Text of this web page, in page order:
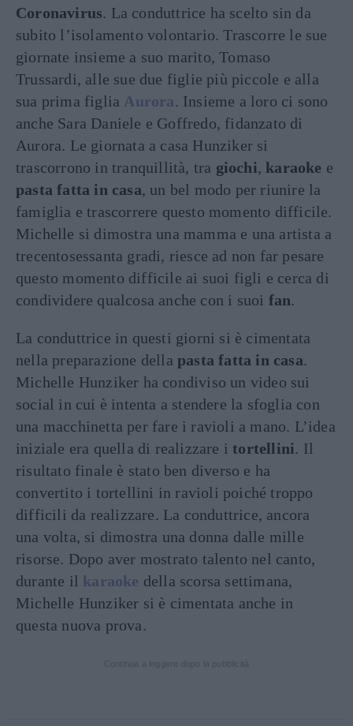
Coronavirus. La conduttrice ha scelto sin da
subito l’isolamento volontario. Trascorre le sue
giornate insieme a suo marito, Tomaso
Trussardi, alle sue due figlie più piccole e alla
sua prima figlia Aurora. Insieme a loro ci sono
anche Sara Daniele e Goffredo, fidanzato di
Aurora. Le giornata a casa Hunziker si
trascorrono in tranquillità, tra giochi, karaoke e
pasta fatta in casa, un bel modo per riunire la
famiglia e trascorrere questo momento difficile.
Michelle si dimostra una mamma e una artista a
trecentosessanta gradi, riesce ad non far pesare
questo momento difficile ai suoi figli e cerca di
condividere qualcosa anche con i suoi fan.
La conduttrice in questi giorni si è cimentata
nella preparazione della pasta fatta in casa.
Michelle Hunziker ha condiviso un video sui
social in cui è intenta a stendere la sfoglia con
una macchinetta per fare i ravioli a mano. L’idea
iniziale era quella di realizzare itortellini. Il
risultato finale è stato ben diverso e ha
convertito i tortellini in ravioli poiché troppo
difficili da realizzare. La conduttrice, ancora
una volta, si dimostra una donna dalle mille
risorse. Dopo aver mostrato talento nel canto,
durante il karaoke della scorsa settimana,
Michelle Hunziker si è cimentata anche in
questa nuova prova.